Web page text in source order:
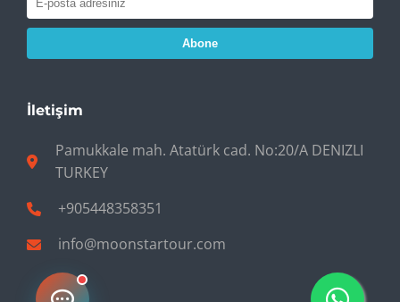
Abone
İletişim
Pamukkale mah. Atatürk cad. No:20/A DENIZLI
TURKEY
+905448358351
info@moonstartour.com